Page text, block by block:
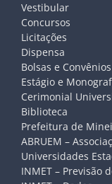
Vestibular
Concursos
Licitações
Dispensa
Bolsas e Convênios
Estágio e
Cerimonial
Biblioteca
Prefeitura de
ABRUEM –
Universidades
INMET – Previsão